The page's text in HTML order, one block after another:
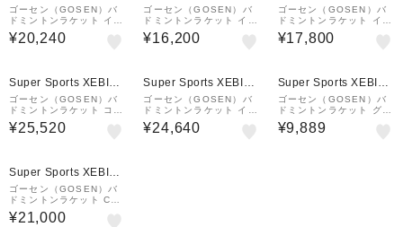
&mall店
ゴーセン（GOSEN）バ
ドミントンラケット イン
フェルノ ライト INFER
NO LITE MINT BRIFLT
¥20,240
&mall店
ゴーセン（GOSEN）バ
ドミントンラケット イン
フェルノ ライト BRIFLT
WH6M
¥16,200
&mall店
ゴーセン（GOSEN）バ
ドミントンラケット イン
フェルノ エア BRIFARM
W6
¥17,800
Super Sports XEBIO
&mall店
ゴーセン（GOSEN）バ
ドミントンラケット コキ
ュートス ブレード BRC
YBLCB6
¥25,520
Super Sports XEBIO
&mall店
ゴーセン（GOSEN）バ
ドミントンラケット イン
フェルノ スマート +コア
BRIFSMCMB6
¥24,640
Super Sports XEBIO
&mall店
ゴーセン（GOSEN）バ
ドミントンラケット グラ
ビタス1.8A 張り上げ B
GV18ALV6Z
¥9,889
Super Sports XEBIO
&mall店
ゴーセン（GOSEN）バ
ドミントンラケット CO
CYTUS EDGE BRCYE
DGM6
¥21,000